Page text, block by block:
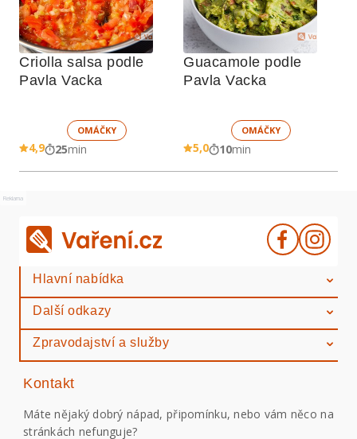
Criolla salsa podle
Pavla Vacka
OMÁČKY
4,9 25min
Guacamole podle
Pavla Vacka
OMÁČKY
5,0 10min
Reklama
Hlavní nabídka
Další odkazy
Zpravodajství a služby
Kontakt
Máte nějaký dobrý nápad, připomínku, nebo vám něco na
stránkách nefunguje?